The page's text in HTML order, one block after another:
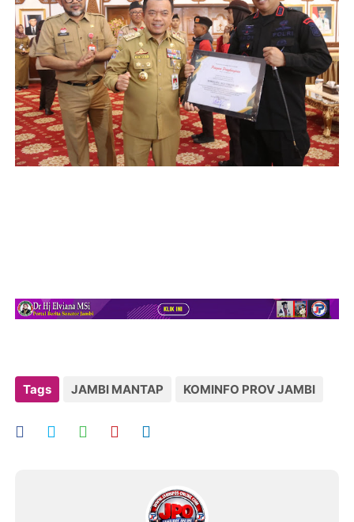
Tags JAMBI MANTAP KOMINFO PROV JAMBI